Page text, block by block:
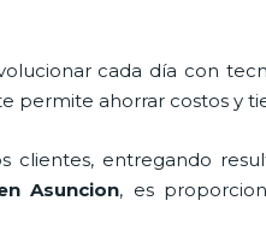
cada día con
permite ahorrar costos y
clientes, entregando
Asuncion, es